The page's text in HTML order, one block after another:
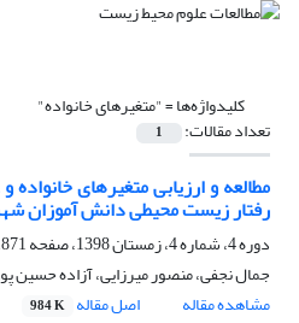
کلیدواژه‌ها ="متغیرهای خانواده"
تعداد مقالات: 1
مطالعه و ارزیابی متغیرهای خانواده
رفتار زیست محیطی دانش آموزان
دوره 4، شماره 4، زمستان 1398، صفحه
1887
جمال نجفی، منصور میرزایی، آزاده حسین
مشاهده مقاله
اصل مقاله 984 K